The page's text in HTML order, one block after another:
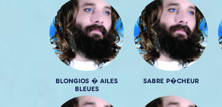
BLONGIOS � AILES
BLEUES
SABRE P�CHEUR